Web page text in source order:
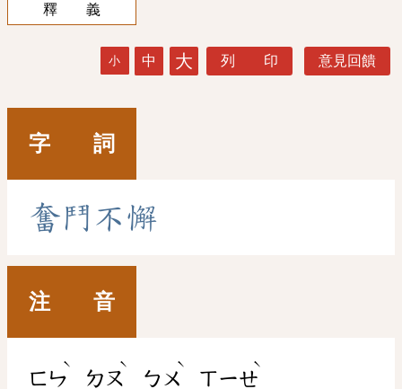
釋 義
小 中 大 列 印 意見回饋
字 詞
奮鬥 不懈
注 音
ㄈㄣ
ˋ
ㄉㄡ
ˋ
ㄅㄨ
ˋ
ㄒㄧㄝ
ˋ